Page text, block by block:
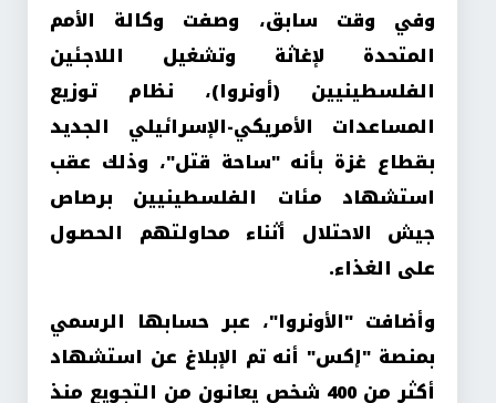
وفي وقت سابق، وصفت وكالة الأمم
المتحدة لإغاثة وتشغيل اللاجئين
الفلسطينيين (أونروا)، نظام توزيع
المساعدات الأمريكي-الإسرائيلي الجديد
بقطاع غزة بأنه "ساحة قتل"، وذلك عقب
استشهاد مئات الفلسطينيين برصاص
جيش الاحتلال أثناء محاولتهم الحصول
على الغذاء.
وأضافت "الأونروا"، عبر حسابها الرسمي
بمنصة "إكس" أنه تم الإبلاغ عن استشهاد
أكثر من 400 شخص يعانون من التجويع منذ